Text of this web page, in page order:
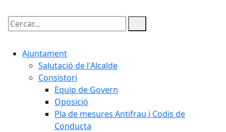
Cercar:
Ajuntament
Salutació de l'Alcalde
Consistori
Equip de Govern
Oposició
Pla de mesures Antifrau i Codis de
Conducta